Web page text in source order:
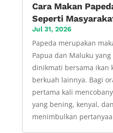
Cara Makan
Seperti
Jul 31, 2026
Papeda merupakan
Papua dan Maluku
dinikmati bersama ikan
berkuah lainnya. Bagi
pertama kali
yang bening, kenyal,
menimbulkan